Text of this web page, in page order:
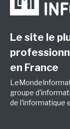
Le site le
en France
groupe
de l'informatique